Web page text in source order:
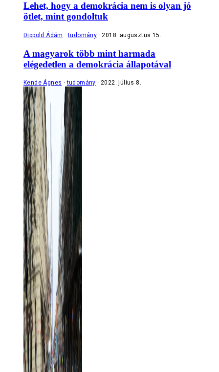
Lehet, hogy a demokrácia nem is olyan jó
ötlet, mint gondoltuk
Dippold Ádám tudomány 2018. augusztus 15.
A magyarok több mint harmada
elégedetlen a demokrácia állapotával
Kende Ágnes tudomány 2022. július 8.